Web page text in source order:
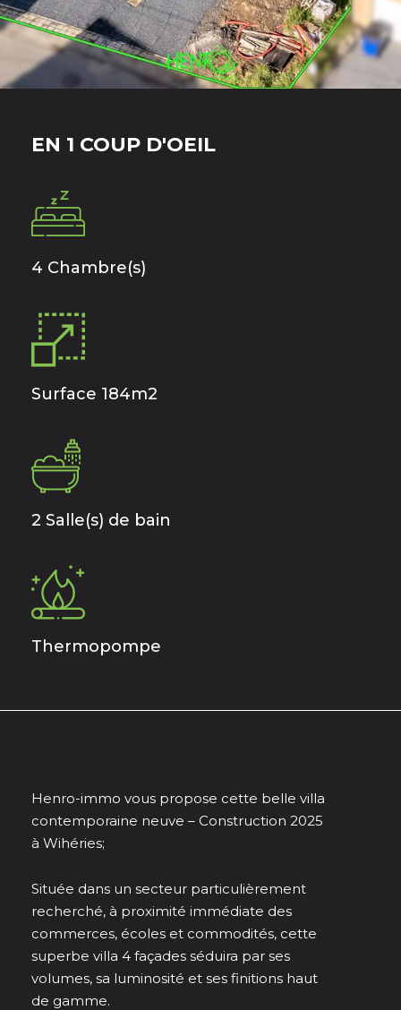
EN 1 COUP D'OEIL
4 Chambre(s)
Surface 184m2
2 Salle(s) de bain
Thermopompe
Henro-immo vous propose cette belle villa
contemporaine neuve – Construction 2025
à Wihéries;
Située dans un secteur particulièrement
recherché, à proximité immédiate des
commerces, écoles et commodités, cette
superbe villa 4 façades séduira par ses
volumes, sa luminosité et ses finitions haut
de gamme.